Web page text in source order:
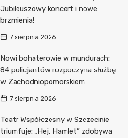
Jubileuszowy koncert i nowe
brzmienia!
7 sierpnia 2026
Nowi bohaterowie w mundurach:
84 policjantów rozpoczyna służbę
w Zachodniopomorskiem
7 sierpnia 2026
Teatr Współczesny w Szczecinie
triumfuje: „Hej, Hamlet” zdobywa